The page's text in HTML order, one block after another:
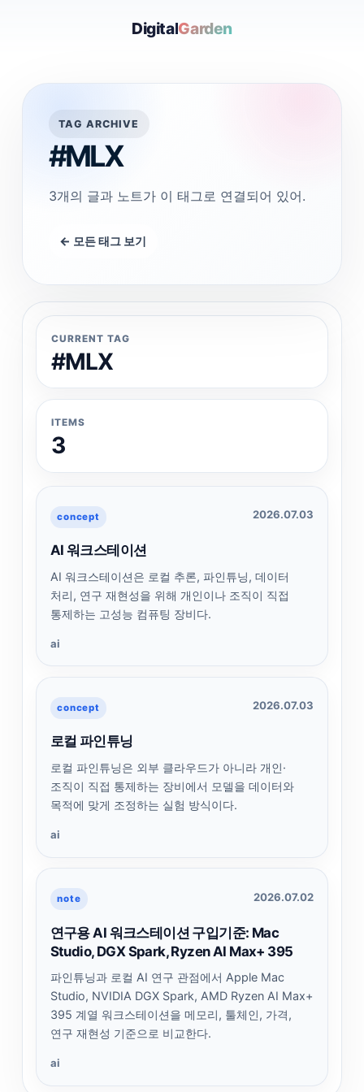
DigitalGarden
TAG ARCHIVE
#MLX
3개의 글과 노트가 이 태그로 연결되어 있어.
← 모든 태그 보기
CURRENT TAG
#MLX
ITEMS
3
concept 2026.07.03
AI 워크스테이션
AI 워크스테이션은 로컬 추론, 파인튜닝, 데이터
처리, 연구 재현성을 위해 개인이나 조직이 직접
통제하는 고성능 컴퓨팅 장비다.
ai
concept 2026.07.03
로컬 파인튜닝
로컬 파인튜닝은 외부 클라우드가 아니라 개인·
조직이 직접 통제하는 장비에서 모델을 데이터와
목적에 맞게 조정하는 실험 방식이다.
ai
note 2026.07.02
연구용 AI 워크스테이션 구입기준: Mac
Studio, DGX Spark, Ryzen AI Max+ 395
파인튜닝과 로컬 AI 연구 관점에서 Apple Mac
Studio, NVIDIA DGX Spark, AMD Ryzen AI Max+
395 계열 워크스테이션을 메모리, 툴체인, 가격,
연구 재현성 기준으로 비교한다.
ai